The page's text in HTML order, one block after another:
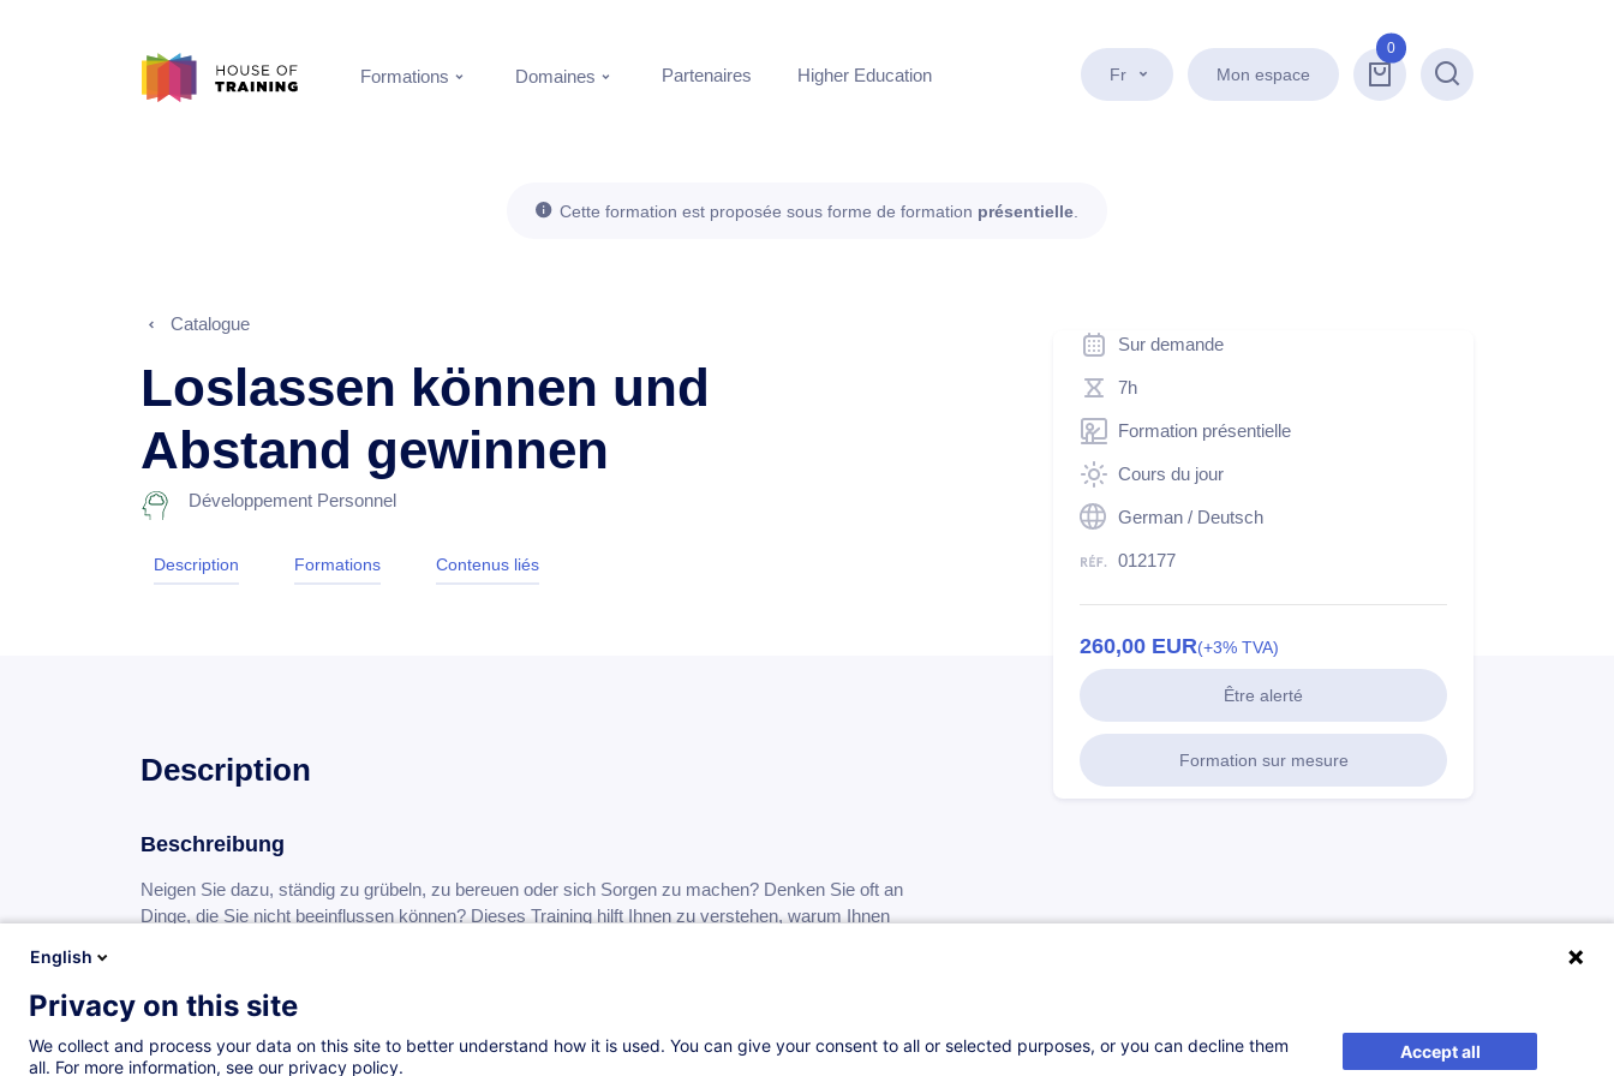
Fr Mon espace
0
Recherche
Formations Domaines Partenaires Higher Education
Cette formation est proposée sous forme de formation présentielle
Catalogue
Loslassen können und
Abstand gewinnen
Développement Personnel
Description Formations Contenus liés
Sur demande
7h
Formation présentielle
Cours du jour
German / Deutsch
012177
260,00 EUR(+3% TVA)
Être alerté
Formation sur mesure
Description
Beschreibung
Neigen Sie dazu, ständig zu grübeln, zu bereuen oder sich Sorgen zu machen? Denken Sie oft an
Dinge, die Sie nicht beeinflussen können? Dieses Training hilft Ihnen zu verstehen, warum Ihnen
Emotionen zu befreien. Anhand mehrerer praktischen Übungen, sowohl therapeutischer als auch
unterhaltsamer Natur (Meditation, Wahrnehmung, Fokussierung, Rollenspiele usw.), lernen Sie,
gelassener im Hier und Jetzt zu leben. – Wann möchten Sie loslassen?
English
Privacy on this site
We collect and process your data on this site to better understand how it is used. You can give your consent to all or selected purposes, or you can decline them
all. For more information, see our privacy policy.
Accept all